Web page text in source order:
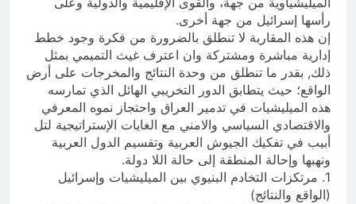
رأسها إسرائيل من جهة أخرى.
إن هذه المقاربة لا تنطلق بالضرورة من فكرة وجود خطط
إدارية مباشرة ومشتركة وان اعترف غيث التميمي بمثل
ذلك, بقدر ما تنطلق من وحدة النتائج والمخرجات على أرض
الواقع؛ حيث يتطابق الدور التخريبي الهائل الذي تمارسه
هذه الميليشيات في تدمير العراق واحتجاز نموه المعرفي
والاقتصادي السياسي والامني مع الغايات الإستراتيجية لتل
أبيب في تفكيك الجيوش العربية وتقسيم الدول العربية
ونهبها وإحالة المنطقة إلى حالة اللا دولة.
1. مرتكزات التخادم البنيوي بين الميليشيات وإسرائيل
(الواقع والنتائج)